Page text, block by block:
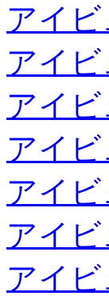
アイ
アイ
アイ
アイ
アイ
アイ
アイ